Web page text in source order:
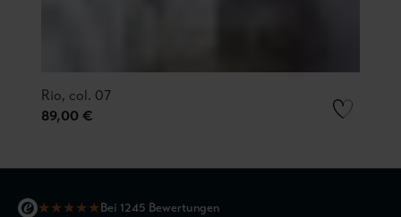
Rio, col. 07
89,00 €
★★★★★Bei 1245 Bewertungen